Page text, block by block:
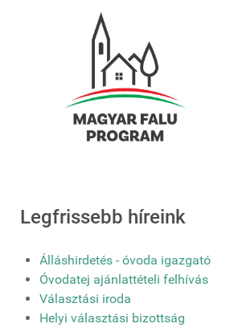
Legfrissebb híreink
Álláshirdetés - óvoda igazgató
Óvodatej ajánlattételi felhívás
Választási iroda
Helyi választási bizottság